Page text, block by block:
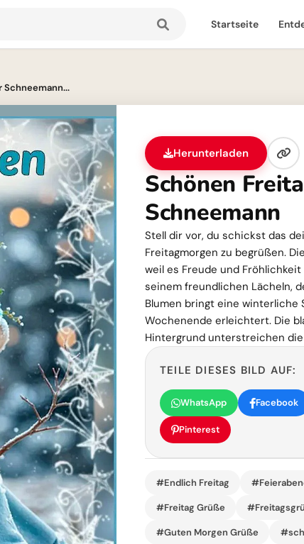
Startseite
Schneemann...
Herunterladen
Schönen
Schneemann
Stell dir vor, du schickst das
Freitagmorgen zu begrüßen.
weil es Freude und
seinem freundlichen Lächeln,
Blumen bringt eine winterliche
Wochenende erleichtert. Die
Hintergrund unterstreichen
TEILE DIESES BILD AUF:
WhatsApp Facebook
Pinterest
#Endlich Freitag
#Freitag Grüße
#Guten Morgen Grüße